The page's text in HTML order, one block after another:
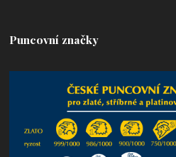
Puncovní značky